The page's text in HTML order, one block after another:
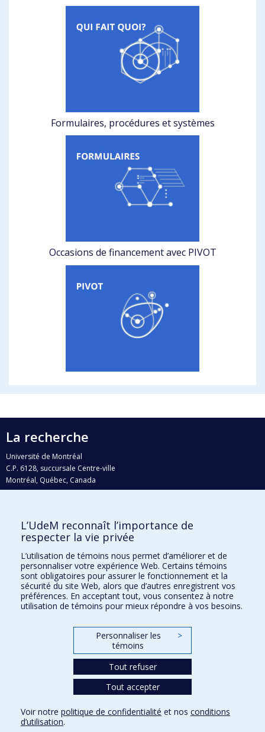
Formulaires, procédures et systèmes
Occasions de financement avec PIVOT
La recherche
Université de Montréal
C.P. 6128, succursale Centre-ville
Montréal, Québec, Canada
H3C 3J7
Qui fait quoi?
Nous trouver
Plan du site
Accessibilité
Conditions d’utilisation
L’UdeM reconnaît l’importance de
respecter la vie privée
L’utilisation de témoins nous permet d’améliorer et de
personnaliser votre expérience Web. Certains témoins
sont obligatoires pour assurer le fonctionnement et la
sécurité du site Web, alors que d’autres enregistrent vos
préférences. En acceptant tout, vous consentez à notre
utilisation de témoins pour mieux répondre à vos besoins.
Personnaliser les
témoins
>
Tout refuser
Tout accepter
Voir notre politique de confidentialité et nos conditions
d’utilisation.